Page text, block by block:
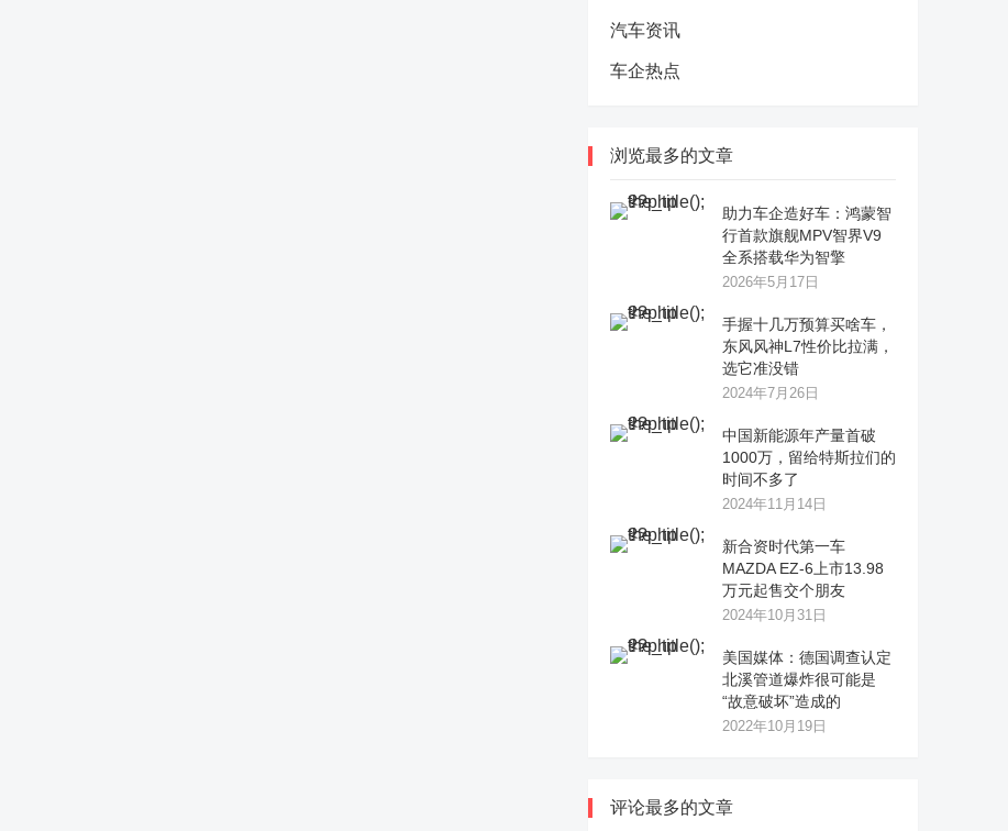
汽车资讯
车企热点
浏览最多的文章
助力车企造好车：鸿蒙智
行首款旗舰MPV智界V9
全系搭载华为智擎
2026年5月17日
手握十几万预算买啥车，
东风风神L7性价比拉满，
选它准没错
2024年7月26日
中国新能源年产量首破
1000万，留给特斯拉们的
时间不多了
2024年11月14日
新合资时代第一车
MAZDA EZ-6上市13.98
万元起售交个朋友
2024年10月31日
美国媒体：德国调查认定
北溪管道爆炸很可能是
“故意破坏”造成的
2022年10月19日
评论最多的文章